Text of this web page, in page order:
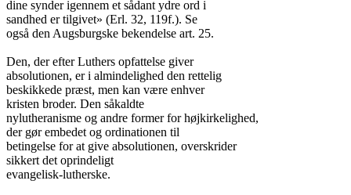
dine synder igennem et sådant ydre ord i
sandhed er tilgivet» (Erl. 32, 119f.). Se
også den Augsburgske bekendelse art. 25.
Den, der efter Luthers opfattelse giver
absolutionen, er i almindelighed den rettelig
beskikkede præst, men kan være enhver
kristen broder. Den såkaldte
nylutheranisme og andre former for højkirkelighed,
der gør embedet og ordinationen til
betingelse for at give absolutionen, overskrider
sikkert det oprindeligt
evangelisk-lutherske.